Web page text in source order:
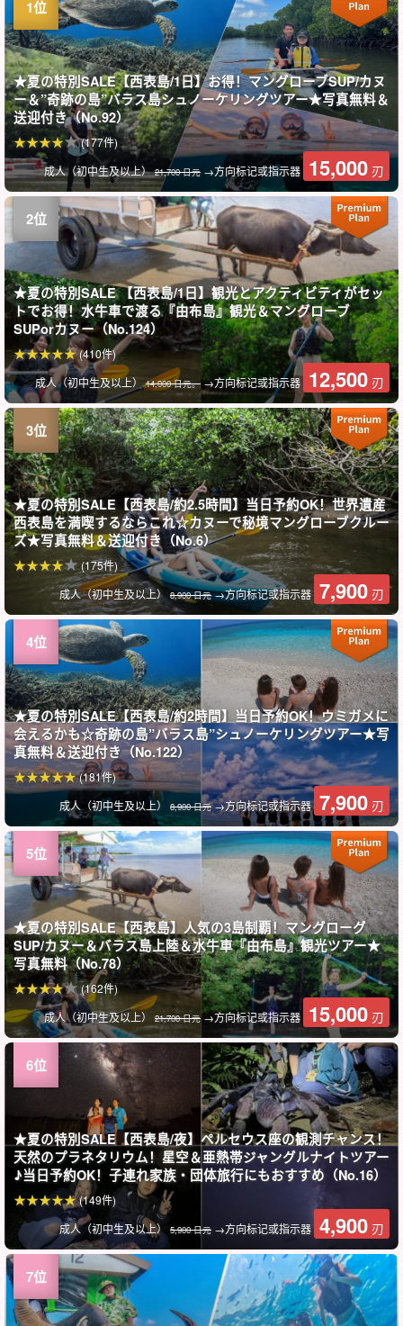
★夏の特別SALE【西表島/1日】お得！マングローブSUP/カヌ
ー＆”奇跡の島”バラス島シュノーケリングツアー★写真無料＆
送迎付き（No.92）
成人（初中生及以上）21,700 日元 →方向标记或指示器 15,000 刃
(177件)
★夏の特別SALE 【西表島/1日】観光とアクティビティがセッ
トでお得！水牛車で渡る『由布島』観光＆マングローブ
SUPorカヌー（No.124）
成人（初中生及以上）14,000 日元。→方向标记或指示器 12,500 刃
(410件)
★夏の特別SALE【西表島/約2.5時間】当日予約OK！世界遺産
西表島を満喫するならこれ☆カヌーで秘境マングローブクルー
ズ★写真無料＆送迎付き（No.6）
成人（初中生及以上） 8,900 日元→方向标记或指示器 7,900 刃
(175件)
★夏の特別SALE【西表島/約2時間】当日予約OK！ウミガメに
会えるかも☆奇跡の島”バラス島”シュノーケリングツアー★写
真無料＆送迎付き（No.122）
成人（初中生及以上） 8,900 日元→方向标记或指示器 7,900 刃
(181件)
★夏の特別SALE【西表島】人気の3島制覇！マングローグ
SUP/カヌー＆バラス島上陸＆水牛車『由布島』観光ツアー★
写真無料（No.78）
成人（初中生及以上） 21,700 日元→方向标记或指示器 15,000 刃
(162件)
★夏の特別SALE【西表島/夜】ペルセウス座の観測チャンス！
天然のプラネタリウム！星空＆亜熱帯ジャングルナイトツアー
♪当日予約OK！子連れ家族・団体旅行にもおすすめ（No.16）
成人（初中生及以上） 5,900 日元 →方向标记或指示器 4,900 刃
(149件)